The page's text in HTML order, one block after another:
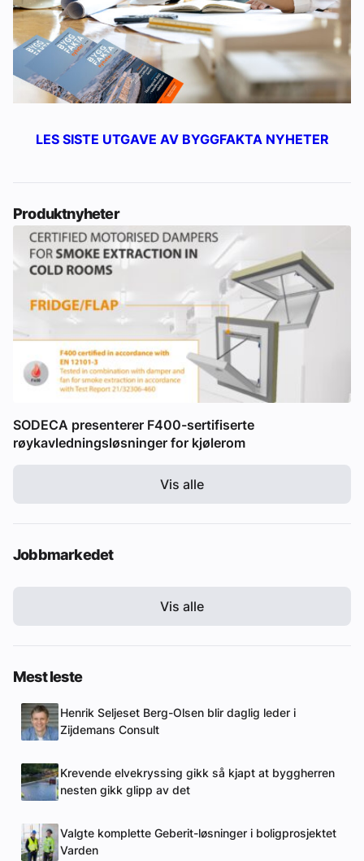
LES SISTE UTGAVE AV BYGGFAKTA NYHETER
Produktnyheter
SODECA presenterer F400-sertifiserte
røykavledningsløsninger for kjølerom
Vis alle
Jobbmarkedet
Vis alle
Mest leste
Henrik Seljeset Berg-Olsen blir daglig leder i
Zijdemans Consult
Krevende elvekryssing gikk så kjapt at byggherren
nesten gikk glipp av det
Valgte komplette Geberit-løsninger i boligprosjektet
Varden